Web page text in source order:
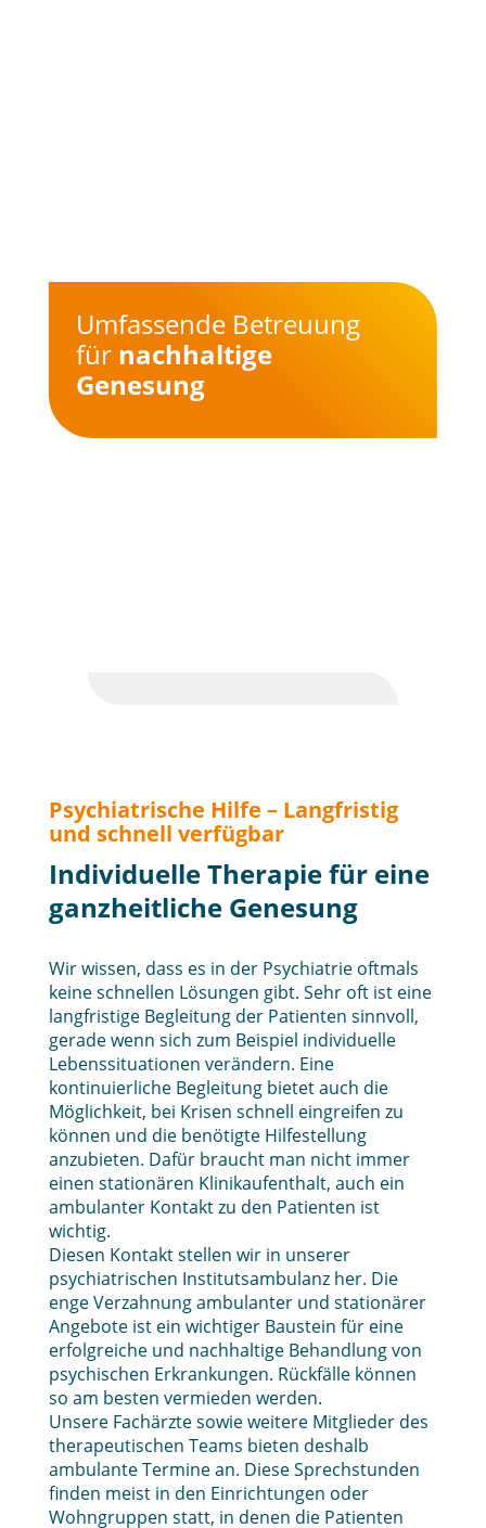
Umfassende Betreuung
für nachhaltige
Genesung
Psychiatrische Hilfe – Langfristig
und schnell verfügbar
Individuelle Therapie für eine
ganzheitliche Genesung
Wir wissen, dass es in der Psychiatrie oftmals
keine schnellen Lösungen gibt. Sehr oft ist eine
langfristige Begleitung der Patienten sinnvoll,
gerade wenn sich zum Beispiel individuelle
Lebenssituationen verändern. Eine
kontinuierliche Begleitung bietet auch die
Möglichkeit, bei Krisen schnell eingreifen zu
können und die benötigte Hilfestellung
anzubieten. Dafür braucht man nicht immer
einen stationären Klinikaufenthalt, auch ein
ambulanter Kontakt zu den Patienten ist
wichtig.
Diesen Kontakt stellen wir in unserer
psychiatrischen Institutsambulanz her. Die
enge Verzahnung ambulanter und stationärer
Angebote ist ein wichtiger Baustein für eine
erfolgreiche und nachhaltige Behandlung von
psychischen Erkrankungen. Rückfälle können
so am besten vermieden werden.
Unsere Fachärzte sowie weitere Mitglieder des
therapeutischen Teams bieten deshalb
ambulante Termine an. Diese Sprechstunden
finden meist in den Einrichtungen oder
Wohngruppen statt, in denen die Patienten